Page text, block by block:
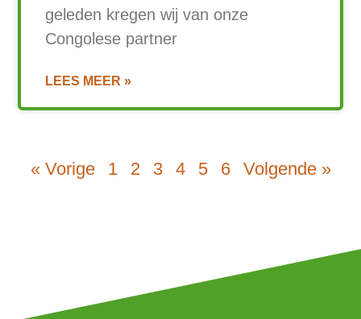
geleden kregen wij van onze
Congolese partner
LEES MEER »
« Vorige 1 2 3 4 5 6 Volgende »